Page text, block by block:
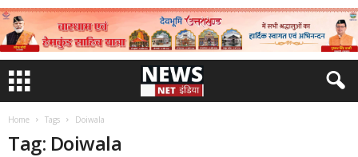
Home Tags Doiwala
Tag: Doiwala